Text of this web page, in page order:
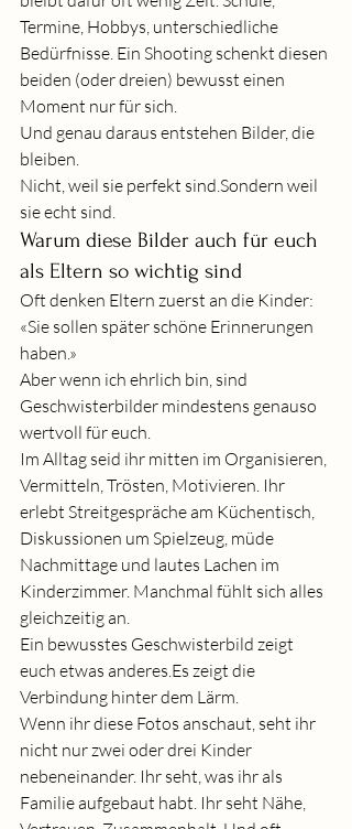
Termine, Hobbys, unterschiedliche
Bedürfnisse. Ein Shooting schenkt diesen
beiden (oder dreien) bewusst einen
Moment nur für sich.
Und genau daraus entstehen Bilder, die
bleiben.
Nicht, weil sie perfekt sind.Sondern weil
sie echt sind.
Warum diese Bilder auch für euch
als Eltern so wichtig sind
Oft denken Eltern zuerst an die Kinder:
«Sie sollen später schöne Erinnerungen
haben.»
Aber wenn ich ehrlich bin, sind
Geschwisterbilder mindestens genauso
wertvoll für euch.
Im Alltag seid ihr mitten im Organisieren,
Vermitteln, Trösten, Motivieren. Ihr
erlebt Streitgespräche am Küchentisch,
Diskussionen um Spielzeug, müde
Nachmittage und lautes Lachen im
Kinderzimmer. Manchmal fühlt sich alles
gleichzeitig an.
Ein bewusstes Geschwisterbild zeigt
euch etwas anderes.Es zeigt die
Verbindung hinter dem Lärm.
Wenn ihr diese Fotos anschaut, seht ihr
nicht nur zwei oder drei Kinder
nebeneinander. Ihr seht, was ihr als
Familie aufgebaut habt. Ihr seht Nähe,